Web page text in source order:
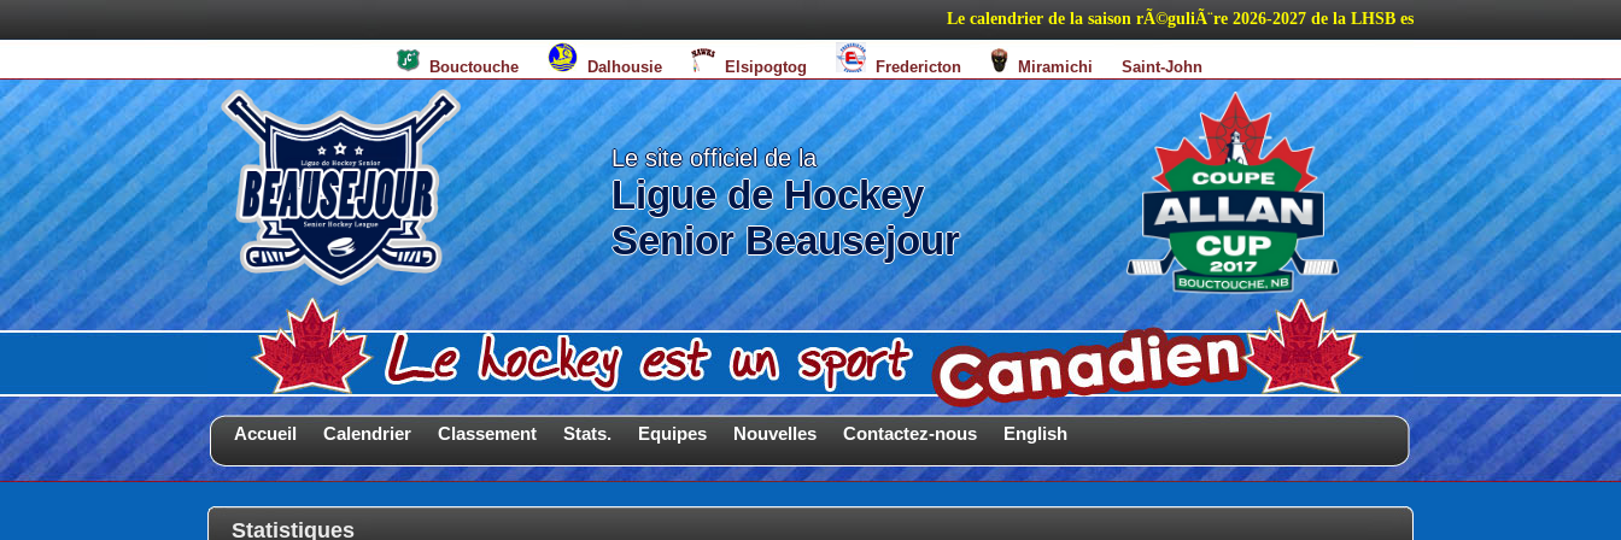
Le calendrier de la saison rÃ©guliÃ¨re 2026-2027 de la LHSB est maintenant disponible.
Bouctouche Dalhousie Elsipogtog Fredericton Miramichi Saint-John
Le site officiel de la
Ligue de Hockey
Senior Beausejour
Accueil Calendrier Classement Stats. Equipes Nouvelles Contactez-nous English
Statistiques